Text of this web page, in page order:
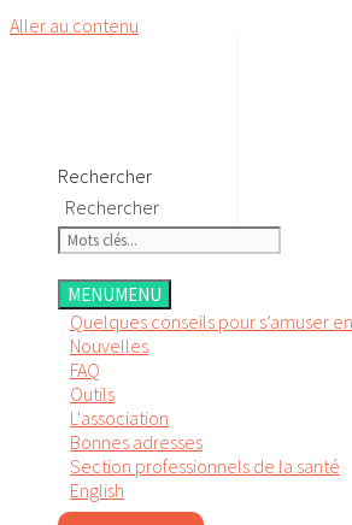
Aller au contenu
Rechercher
Rechercher
MENUMENU
Quelques conseils pour s’amuser
Nouvelles
FAQ
Outils
L'association
Bonnes adresses
Section professionnels de la santé
English